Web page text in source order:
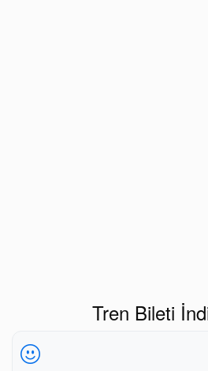
Tren Bileti